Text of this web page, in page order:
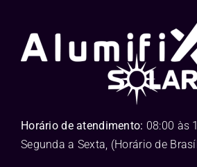
Horário de atendimento: 08:00 às
Segunda a Sexta, (Horário de